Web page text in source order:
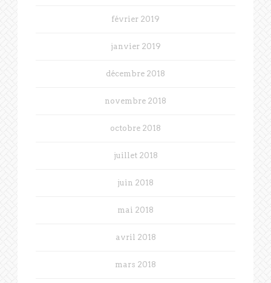
février 2019
janvier 2019
décembre 2018
novembre 2018
octobre 2018
juillet 2018
juin 2018
mai 2018
avril 2018
mars 2018